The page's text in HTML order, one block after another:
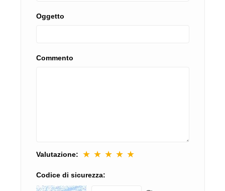
Oggetto
Commento
Valutazione: ★ ★ ★ ★ ★
Codice di sicurezza: